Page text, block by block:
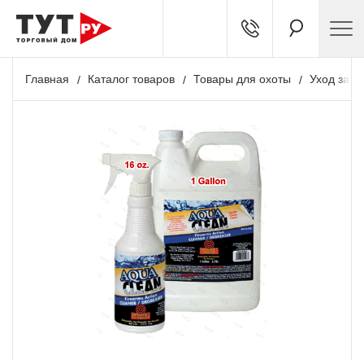
Главная Каталог товаров Товары для охоты Уход за